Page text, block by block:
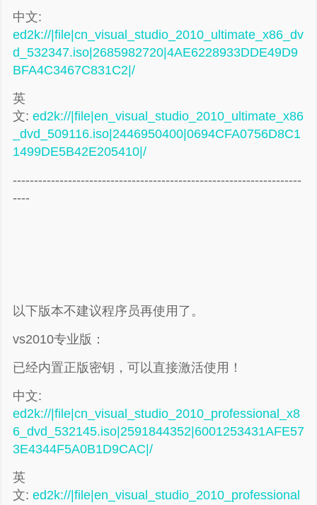
中文:
ed2k://|file|cn_visual_studio_2010_ultimate_x86_dv
d_532347.iso|2685982720|4AE6228933DDE49D9
BFA4C3467C831C2|/
英
文: ed2k://|file|en_visual_studio_2010_ultimate_x86
_dvd_509116.iso|2446950400|0694CFA0756D8C1
1499DE5B42E205410|/
--------------------------------------------------------------------
----
以下版本不建议程序员再使用了。
vs2010专业版：
已经内置正版密钥，可以直接激活使用！
中文:
ed2k://|file|cn_visual_studio_2010_professional_x8
6_dvd_532145.iso|2591844352|6001253431AFE57
3E4344F5A0B1D9CAC|/
英
文: ed2k://|file|en_visual_studio_2010_professional